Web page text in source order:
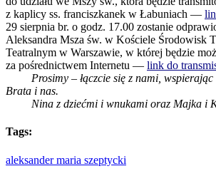
z kaplicy ss. franciszkanek w Łabuniach —
29 sierpnia br. o godz. 17.00 zostanie
Aleksandra Msza św. w Kościele Środowisk
Teatralnym w Warszawie, w której będzie
za pośrednictwem Internetu — link do
Prosimy – łączcie się z nami, wspierając
Brata i nas.
Nina z dziećmi i wnukami oraz Majka i
Tags:
aleksander maria szeptycki